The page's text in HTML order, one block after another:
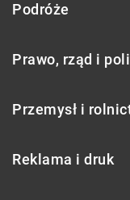
Podróże
Prawo, rząd i
Przemysł i
Reklama i druk